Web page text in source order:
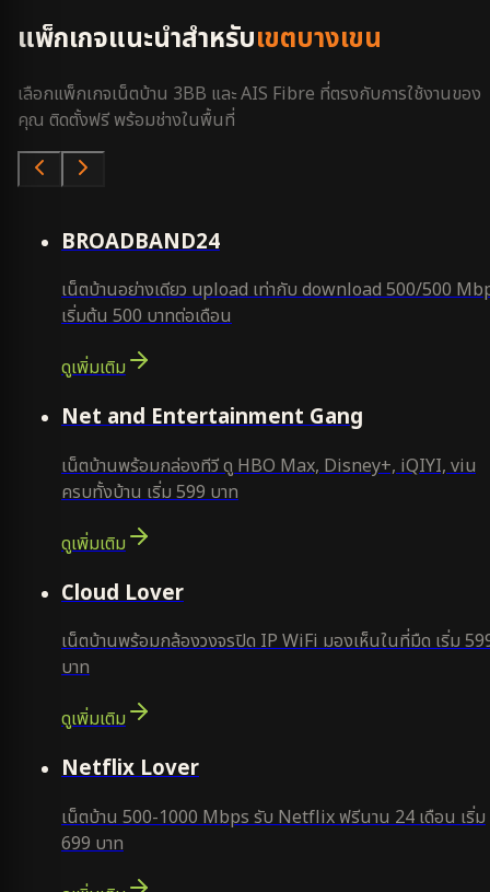
แพ็กเกจแนะนำสำหรับเขตบางเขน
เลือกแพ็กเกจเน็ตบ้าน 3BB และ AIS Fibre ที่ตรงกับการใช้งานของ
คุณ ติดตั้งฟรี พร้อมช่างในพื้นที่
BROADBAND24
เน็ตบ้านอย่างเดียว upload เท่ากับ download 500/500
เริ่มต้น 500 บาทต่อเดือน
ดูเพิ่มเติม
Net and Entertainment Gang
เน็ตบ้านพร้อมกล่องทีวี ดู HBO Max, Disney+, iQIYI, viu
ครบทั้งบ้าน เริ่ม 599 บาท
ดูเพิ่มเติม
Cloud Lover
เน็ตบ้านพร้อมกล้องวงจรปิด IP WiFi มองเห็นในที่มืด เริ่ม
บาท
ดูเพิ่มเติม
Netflix Lover
เน็ตบ้าน 500-1000 Mbps รับ Netflix ฟรีนาน 24 เดือน เริ่ม
699 บาท